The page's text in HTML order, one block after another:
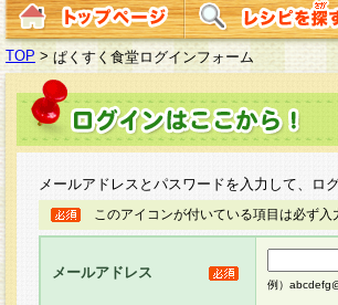
TOP > ぱくすく食堂ログインフォーム
メールアドレスとパスワードを入力して、ロ
このアイコンが付いている項目は必ず入
メールアドレス
例）